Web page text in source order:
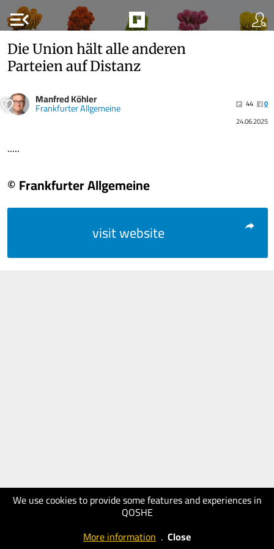
menu_open
We use cookies to provide some features and experiences in
QOSHE
More information . Close
Die Union hält alle anderen
Parteien auf Distanz
Manfred Köhler
Frankfurter Allgemeine 44
0
24.06.2025
.....
© Frankfurter Allgemeine
visit website